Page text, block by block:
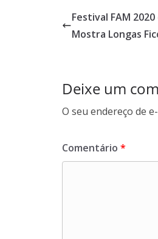
Festival FAM
Mostra Longas
Deixe um
O seu endereço de
Comentário *